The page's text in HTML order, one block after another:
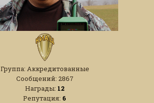
Группа: Аккредитованные
Сообщений: 2867
Награды: 12
Репутация: 6